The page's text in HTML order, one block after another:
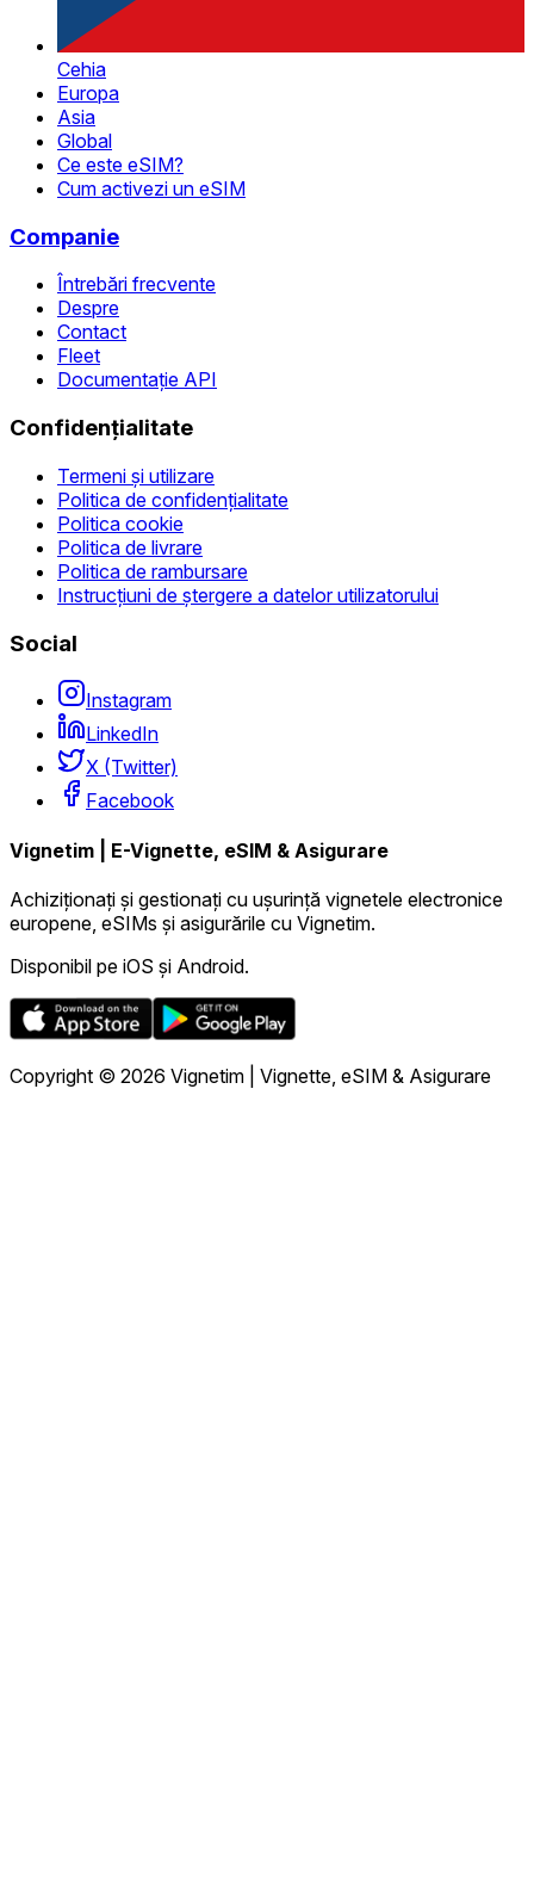
Cehia
Europa
Asia
Global
Ce este eSIM?
Cum activezi un eSIM
Companie
Întrebări frecvente
Despre
Contact
Fleet
Documentație API
Confidențialitate
Termeni și utilizare
Politica de confidențialitate
Politica cookie
Politica de livrare
Politica de rambursare
Instrucțiuni de ștergere a datelor utilizatorului
Social
Instagram
LinkedIn
X (Twitter)
Facebook
Vignetim | E-Vignette, eSIM & Asigurare
Achiziționați și gestionați cu ușurință vignetele electronice
europene, eSIMs și asigurările cu Vignetim.
Disponibil pe iOS și Android.
Copyright © 2026 Vignetim | Vignette, eSIM & Asigurare